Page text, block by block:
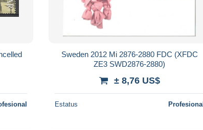
Sweden 2012 Mi 2876-2880 FDC (XFDC
ZE3 SWD2876-2880)
± 8,76 US$
Estatus Profesional